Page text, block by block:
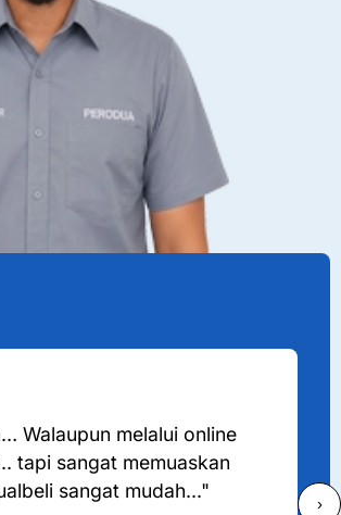
Walaupun melalui online
tapi sangat memuaskan
sangat mudah..."
›